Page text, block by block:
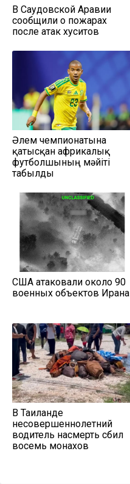
В Саудовской Аравии
сообщили о пожарах
после атак хуситов
Әлем чемпионатына
қатысқан африкалық
футболшының мәйіті
табылды
США атаковали около 90
военных объектов Ирана
В Таиланде
несовершеннолетний
водитель насмерть сбил
восемь монахов